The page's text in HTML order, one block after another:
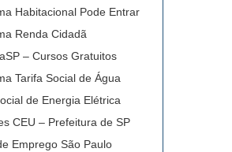
Habitacional Pode Entrar
Renda Cidadã
– Cursos Gratuitos
Tarifa Social de Água
de Energia Elétrica
CEU – Prefeitura de SP
Emprego São Paulo